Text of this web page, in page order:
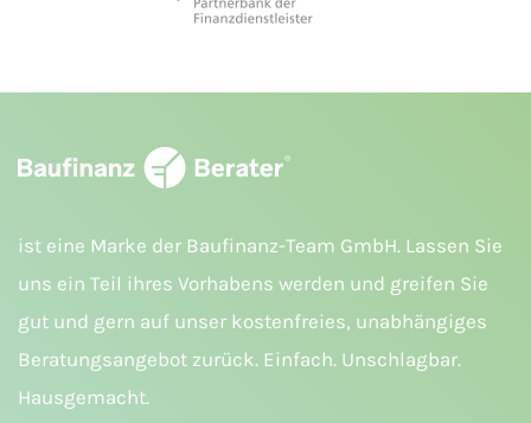
ist eine Marke der Baufinanz-Team GmbH. Lassen Sie
uns ein Teil ihres Vorhabens werden und greifen Sie
gut und gern auf unser kostenfreies, unabhängiges
Beratungsangebot zurück. Einfach. Unschlagbar.
Hausgemacht.